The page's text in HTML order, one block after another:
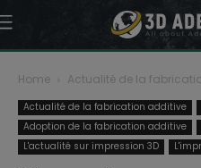
Home Actualité de la
Actualité de la fabrication additive
Adoption de la fabrication additive
L'actualité sur impression 3D